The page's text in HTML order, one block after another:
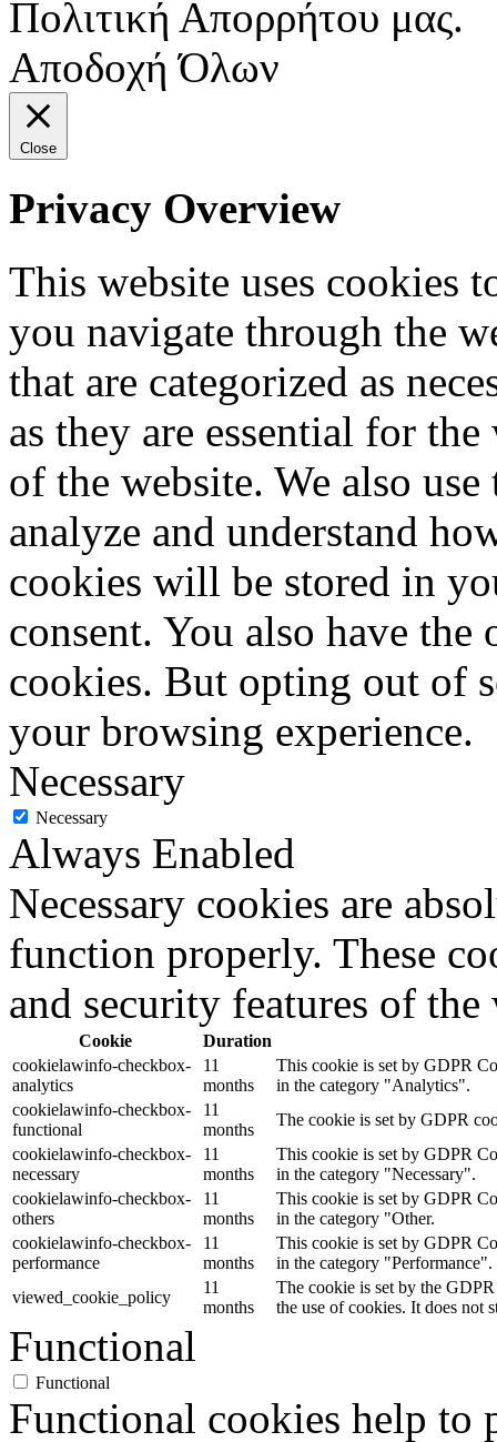
Πολιτική Απορρήτου μας.
Αποδοχή Όλων
Close
Privacy Overview
This website uses cookies
you navigate through the
that are categorized as
as they are essential for
of the website. We also
analyze and understand
cookies will be stored in
consent. You also have
cookies. But opting out of
your browsing experience.
Necessary
Necessary
Always Enabled
Necessary cookies are
function properly. These
and security features of
Cookie
Duration
cookielawinfo-checkbox-
analytics
11
months
This cookie is set by GDPR
in the category "Analytics".
cookielawinfo-checkbox-
functional
11
months
The cookie is set by GDPR
cookielawinfo-checkbox-
necessary
11
months
This cookie is set by GDPR
in the category "Necessary".
cookielawinfo-checkbox-
others
11
months
This cookie is set by GDPR
in the category "Other.
cookielawinfo-checkbox-
performance
11
months
This cookie is set by GDPR
in the category "Performance".
viewed_cookie_policy
11
months
The cookie is set by the
the use of cookies. It does not
Functional
Functional
Functional cookies help to